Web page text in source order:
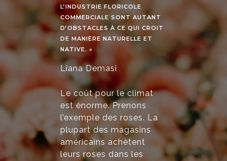
L’INDUSTRIE FLORICOLE
COMMERCIALE SONT AUTANT
D’OBSTACLES À CE QUI CROIT
DE MANIÈRE NATURELLE ET
NATIVE. »
Liana Demasi
Le coût pour le climat
est énorme. Prenons
l’exemple des roses. La
plupart des magasins
américains achètent
leurs roses dans les